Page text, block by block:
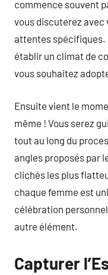
commence souvent
vous discuterez avec
attentes spécifiques.
établir un climat de
vous souhaitez
Ensuite vient le
même ! Vous serez
tout au long du
angles proposés par
clichés les plus
chaque femme est
célébration
autre élément.
Capturer